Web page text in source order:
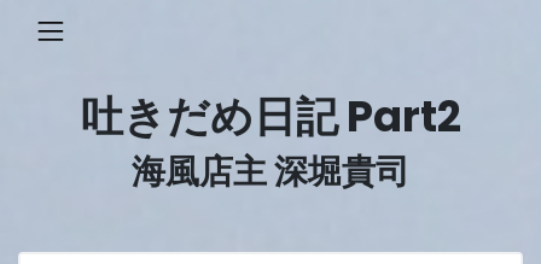
吐きだめ日記 Part2
海風店主 深堀貴司